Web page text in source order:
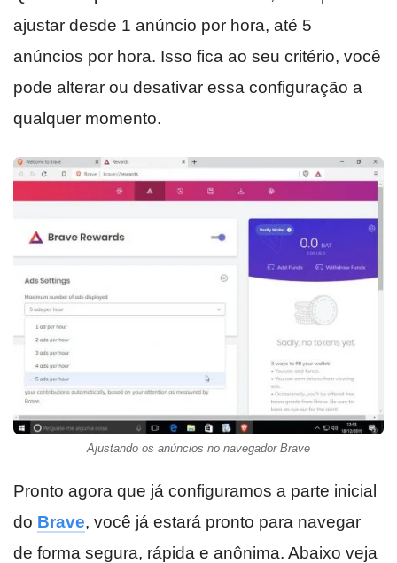
ajustar desde 1 anúncio por hora, até 5
anúncios por hora. Isso fica ao seu critério, você
pode alterar ou desativar essa configuração a
qualquer momento.
Ajustando os anúncios no navegador Brave
Pronto agora que já configuramos a parte inicial
do Brave, você já estará pronto para navegar
de forma segura, rápida e anônima. Abaixo veja